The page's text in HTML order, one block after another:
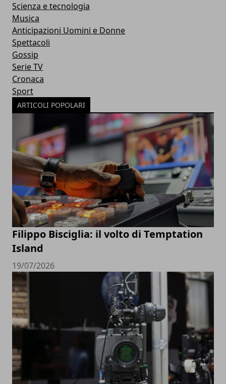
Scienza e tecnologia
Musica
Anticipazioni Uomini e Donne
Spettacoli
Gossip
Serie TV
Cronaca
Sport
ARTICOLI POPOLARI
Filippo Bisciglia: il volto di Temptation
Island
19/07/2026